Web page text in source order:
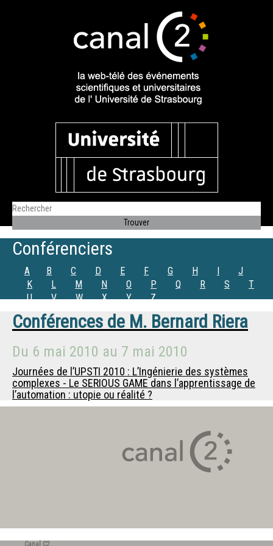
Conférenciers
A B C D E F G H I
J
K
L M N O P Q R S
T
U
V W X Y Z
Conférences de M. Bernard Riera
Du 6 mai 2010 au 7 mai 2010
Journées de l’UPSTI 2010 : L’Ingénierie des systèmes
complexes - Le SERIOUS GAME dans l’apprentissage de
l’automation : utopie ou réalité ?
Canal C2